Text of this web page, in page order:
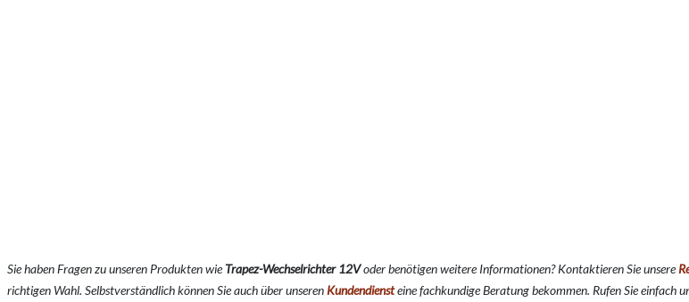
Sie haben Fragen zu unseren Produkten wieTrapez-Wechselrichter 12Voder benötigen weitere Informationen? Kontaktieren Sie unsere
richtigen Wahl. Selbstverständlich können Sie auch über unseren Kundendiensteine fachkundige Beratung bekommen. Rufen Sie einfach